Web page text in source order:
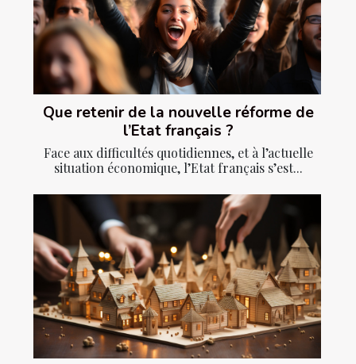
Que retenir de la nouvelle réforme de
l’Etat français ?
Face aux difficultés quotidiennes, et à l’actuelle
situation économique, l’Etat français s’est...